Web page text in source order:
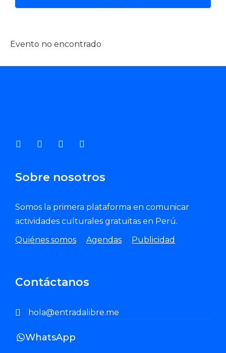
Evento no encontrado
Sobre nosotros
Somos la primera plataforma en comunicar
actividades culturales gratuitas en Perú.
Quiénes somos
Agendas Publicidad
Contáctanos
hola@entradalibre.me
WhatsApp